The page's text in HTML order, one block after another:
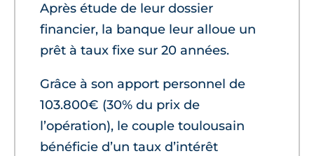
Après étude de leur dossier
financier, la banque leur alloue un
prêt à taux fixe sur 20 années.
Grâce à son apport personnel de
103.800€ (30% du prix de
l’opération), le couple toulousain
bénéficie d’un taux d’intérêt